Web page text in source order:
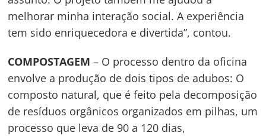
melhorar minha interação social. A experiência
tem sido enriquecedora e divertida”, contou.
COMPOSTAGEM – O processo dentro da oficina
envolve a produção de dois tipos de adubos: O
composto natural, que é feito pela decomposição
de resíduos orgânicos organizados em pilhas, um
processo que leva de 90 a 120 dias,